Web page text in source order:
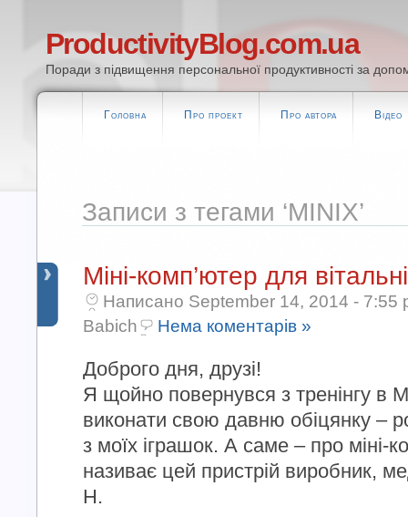
ProductivityBlog.com.ua
Поради з підвищення персональної продуктивності за
Головна Про проект Про автора Відео
Записи з тегами ‘MINIX’
Міні-комп’ютер для вітальні
Написано September 14, 2014 - 7:55
Babich
Нема коментарів »
Доброго дня, друзі!
Я щойно повернувся з тренінгу в
виконати свою давню обіцянку –
з моїх іграшок. А саме – про міні-
називає цей пристрій виробник,
H.